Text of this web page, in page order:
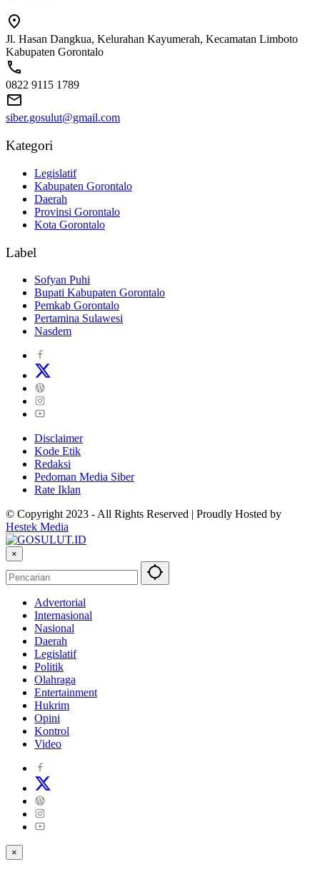
Jl. Hasan Dangkua, Kelurahan Kayumerah, Kecamatan Limboto
Kabupaten Gorontalo
0822 9115 1789
siber.gosulut@gmail.com
Kategori
Legislatif
Kabupaten Gorontalo
Daerah
Provinsi Gorontalo
Kota Gorontalo
Label
Sofyan Puhi
Bupati Kabupaten Gorontalo
Pemkab Gorontalo
Pertamina Sulawesi
Nasdem
Disclaimer
Kode Etik
Redaksi
Pedoman Media Siber
Rate Iklan
© Copyright 2023 - All Rights Reserved | Proudly Hosted by
Hestek Media
×
Advertorial
Internasional
Nasional
Daerah
Legislatif
Politik
Olahraga
Entertainment
Hukrim
Opini
Kontrol
Video
×